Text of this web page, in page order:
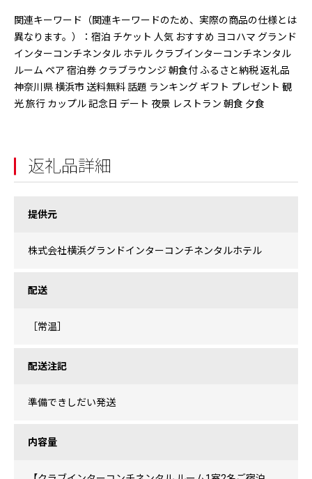
関連キーワード（関連キーワードのため、実際の商品の仕様とは
異なります。）：宿泊 チケット 人気 おすすめ ヨコハマ グランド
インターコンチネンタル ホテル クラブインターコンチネンタル
ルーム ペア 宿泊券 クラブラウンジ 朝食付 ふるさと納税 返礼品
神奈川県 横浜市 送料無料 話題 ランキング ギフト プレゼント 観
光 旅行 カップル 記念日 デート 夜景 レストラン 朝食 夕食
返礼品詳細
提供元
株式会社横浜グランドインターコンチネンタルホテル
配送
［常温］
配送注記
準備できしだい発送
内容量